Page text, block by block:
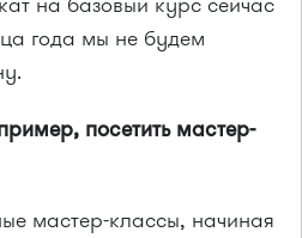
года мы не будем
посетить мастер-
мастер-классы, начиная